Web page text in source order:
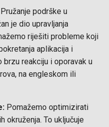
Pružanje podrške u
je dio upravljanja
riješiti probleme koji
aplikacija i
brzu reakciju i oporavak u
na engleskom ili
Pomažemo optimizirati
okruženja. To uključuje